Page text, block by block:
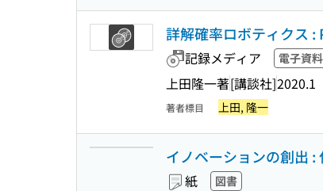
詳解確率ロボティクス
記録メディア 電子資料
上田隆一著[講談社]2020.1
著者標目 上田, 隆一
イノベーションの創出
紙 図書